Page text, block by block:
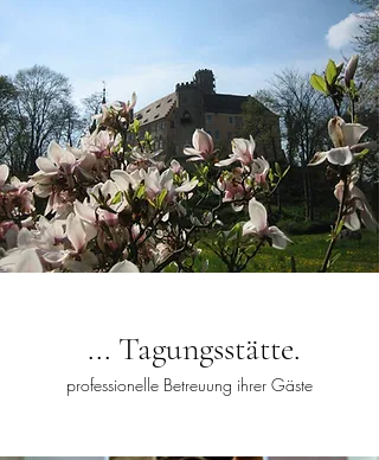
... Tagungsstätte.
professionelle Betreuung ihrer Gäste